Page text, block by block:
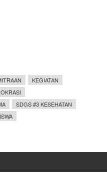
KEGIATAN
SDGS #3 KESEHATAN